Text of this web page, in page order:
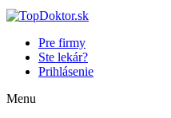
Pre firmy
Ste lekár?
Prihlásenie
Menu